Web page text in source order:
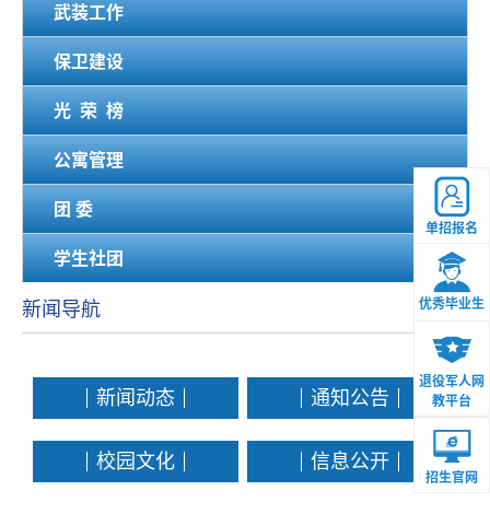
武装工作
保卫建设
光 荣 榜
公寓管理
团 委
学生社团
新闻导航
新闻动态 通知公告
校园文化 信息公开
单招报名
优秀毕业生
退役军人网
教平台
招生官网